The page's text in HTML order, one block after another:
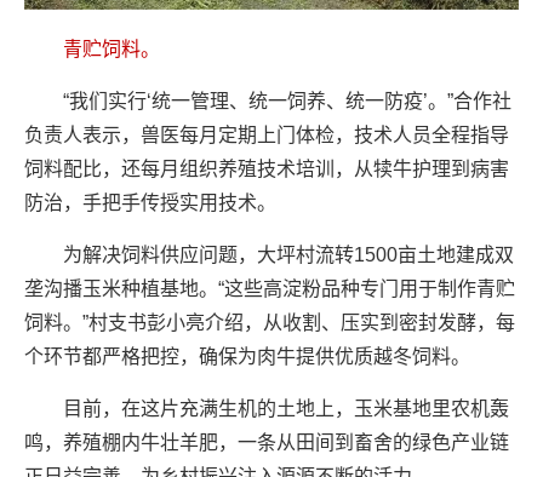
青贮饲料。
“我们实行‘统一管理、统一饲养、统一防疫’。”合作社
负责人表示，兽医每月定期上门体检，技术人员全程指导
饲料配比，还每月组织养殖技术培训，从犊牛护理到病害
防治，手把手传授实用技术。
为解决饲料供应问题，大坪村流转1500亩土地建成双
垄沟播玉米种植基地。“这些高淀粉品种专门用于制作青贮
饲料。”村支书彭小亮介绍，从收割、压实到密封发酵，每
个环节都严格把控，确保为肉牛提供优质越冬饲料。
目前，在这片充满生机的土地上，玉米基地里农机轰
鸣，养殖棚内牛壮羊肥，一条从田间到畜舍的绿色产业链